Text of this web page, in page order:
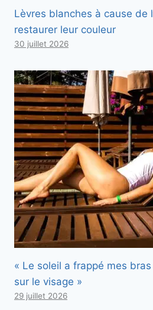
Lèvres blanches à cause de
restaurer leur couleur
30 juillet 2026
« Le soleil a frappé mes bras
sur le visage »
29 juillet 2026